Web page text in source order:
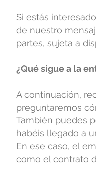
Si estás
de nuestro
partes, sujeta a
¿Qué sigue a la
A continuación,
preguntaremos
También puedes
habéis llegado a
En ese caso, el
como el contrato